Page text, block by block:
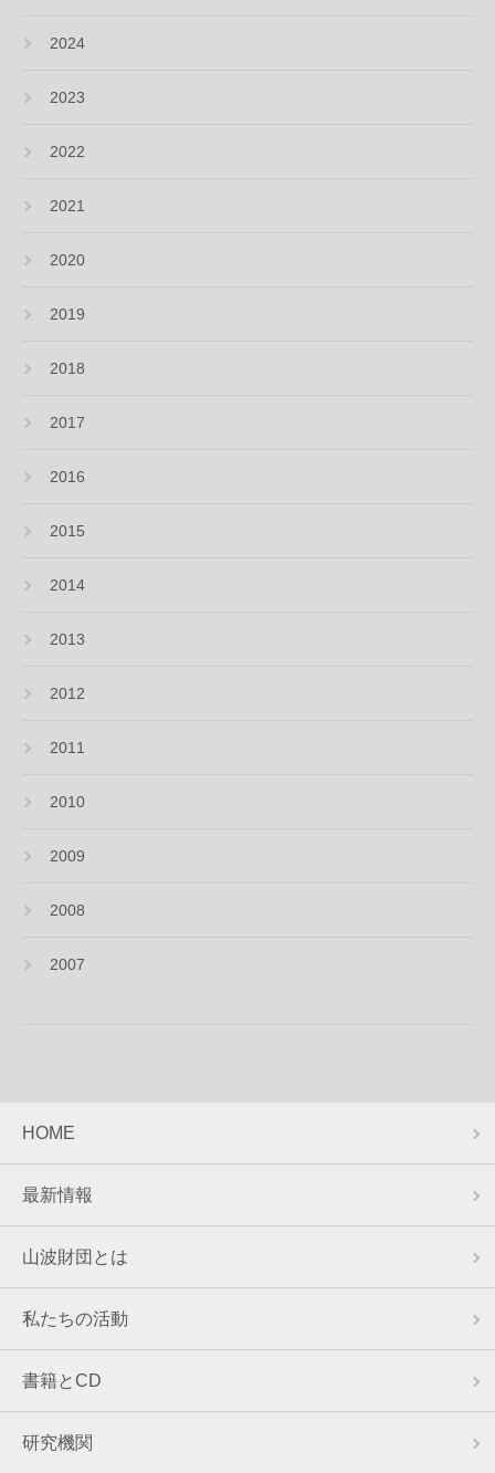
2024
2023
2022
2021
2020
2019
2018
2017
2016
2015
2014
2013
2012
2011
2010
2009
2008
2007
HOME
最新情報
山波財団とは
私たちの活動
書籍とCD
研究機関